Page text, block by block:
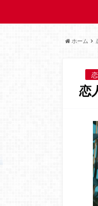
ホーム
恋